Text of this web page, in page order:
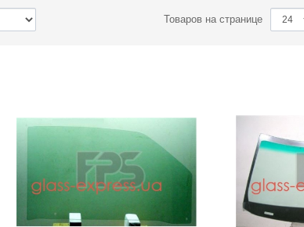
Товаров на странице